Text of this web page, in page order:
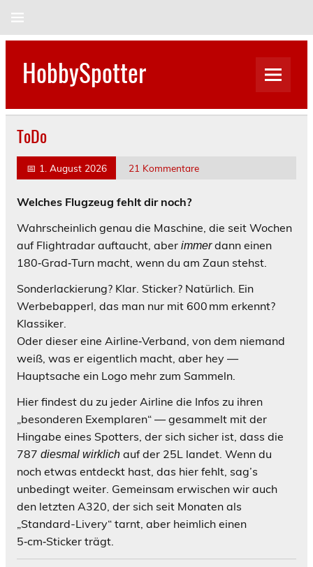
HobbySpotter
ToDo
📅 1. August 2026 21 Kommentare
Welches Flugzeug fehlt dir noch?
Wahrscheinlich genau die Maschine, die seit Wochen
auf Flightradar auftaucht, aber immerdann einen
180‑Grad‑Turn macht, wenn du am Zaun stehst.
Sonderlackierung? Klar. Sticker? Natürlich. Ein
Werbebapperl, das man nur mit 600 mm erkennt?
Klassiker.
Oder dieser eine Airline‑Verband, von dem niemand
weiß, was er eigentlich macht, aber hey —
Hauptsache ein Logo mehr zum Sammeln.
Hier findest du zu jeder Airline die Infos zu ihren
„besonderen Exemplaren“ — gesammelt mit der
Hingabe eines Spotters, der sich sicher ist, dass die
787 diesmal wirklich auf der 25L landet. Wenn du
noch etwas entdeckt hast, das hier fehlt, sag’s
unbedingt weiter. Gemeinsam erwischen wir auch
den letzten A320, der sich seit Monaten als
„Standard-Livery“ tarnt, aber heimlich einen
5‑cm‑Sticker trägt.